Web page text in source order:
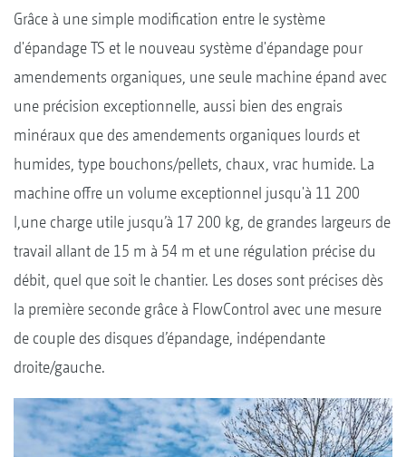
Grâce à une simple modification entre le système
d'épandage TS et le nouveau système d'épandage pour
amendements organiques, une seule machine épand avec
une précision exceptionnelle, aussi bien des engrais
minéraux que des amendements organiques lourds et
humides, type bouchons/pellets, chaux, vrac humide. La
machine offre un volume exceptionnel jusqu'à 11 200
l,une charge utile jusqu’à 17 200 kg, de grandes largeurs de
travail allant de 15 m à 54 m et une régulation précise du
débit, quel que soit le chantier. Les doses sont précises dès
la première seconde grâce à FlowControl avec une mesure
de couple des disques d’épandage, indépendante
droite/gauche.